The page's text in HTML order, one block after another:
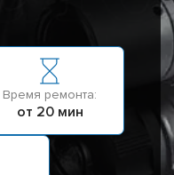
Время ремонта:
от 20 мин